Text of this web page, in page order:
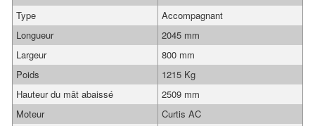
Type
Accompagnant
Longueur
2045 mm
Largeur
800 mm
Poids
1215 Kg
Hauteur du mât abaissé
2509 mm
Moteur
Curtis AC